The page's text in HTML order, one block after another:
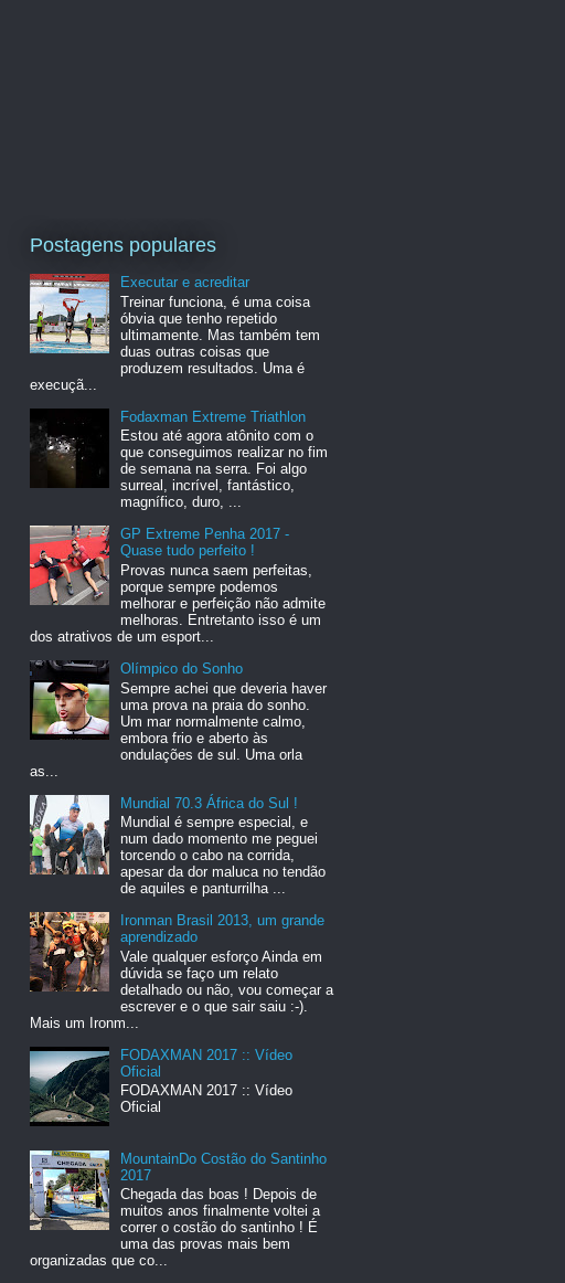
Postagens populares
Executar e acreditar
Treinar funciona, é uma coisa
óbvia que tenho repetido
ultimamente. Mas também tem
duas outras coisas que
produzem resultados. Uma é
execuçã...
Fodaxman Extreme Triathlon
Estou até agora atônito com o
que conseguimos realizar no fim
de semana na serra. Foi algo
surreal, incrível, fantástico,
magnífico, duro, ...
GP Extreme Penha 2017 -
Quase tudo perfeito !
Provas nunca saem perfeitas,
porque sempre podemos
melhorar e perfeição não admite
melhoras. Entretanto isso é um
dos atrativos de um esport...
Olímpico do Sonho
Sempre achei que deveria haver
uma prova na praia do sonho.
Um mar normalmente calmo,
embora frio e aberto às
ondulações de sul. Uma orla
as...
Mundial 70.3 África do Sul !
Mundial é sempre especial, e
num dado momento me peguei
torcendo o cabo na corrida,
apesar da dor maluca no tendão
de aquiles e panturrilha ...
Ironman Brasil 2013, um grande
aprendizado
Vale qualquer esforço Ainda em
dúvida se faço um relato
detalhado ou não, vou começar a
escrever e o que sair saiu :-).
Mais um Ironm...
FODAXMAN 2017 :: Vídeo
Oficial
FODAXMAN 2017 :: Vídeo
Oficial
MountainDo Costão do Santinho
2017
Chegada das boas ! Depois de
muitos anos finalmente voltei a
correr o costão do santinho ! É
uma das provas mais bem
organizadas que co...